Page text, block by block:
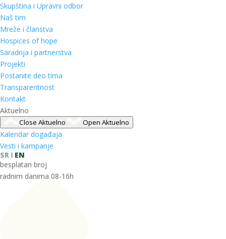
Skupština i Upravni odbor
Naš tim
Mreže i članstva
Hospices of hope
Saradnja i partnerstva
Projekti
Postanite deo tima
Transparentnost
Kontakt
Aktuelno
Close Aktuelno Open Aktuelno
Kalendar događaja
Vesti i kampanje
SR
EN
besplatan broj
radnim danima 08-16h